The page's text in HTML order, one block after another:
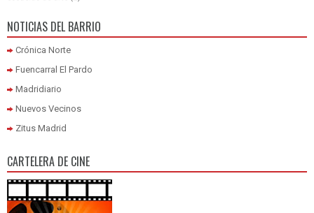
NOTICIAS DEL BARRIO
Crónica Norte
Fuencarral El Pardo
Madridiario
Nuevos Vecinos
Zitus Madrid
CARTELERA DE CINE